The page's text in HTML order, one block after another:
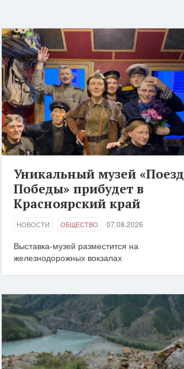
Уникальный музей «Поезд
Победы» прибудет в
Красноярский край
НОВОСТИ ОБЩЕСТВО 07.08.2026
Выставка-музей разместится на
железнодорожных вокзалах